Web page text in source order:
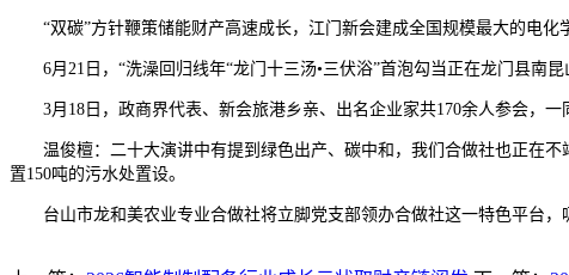
“双碳”方针鞭策储能财产高速成长，江门新会建成全国规模最大的电化
6月21日，“洗澡回归线年“龙门十三汤•三伏浴”首泡勾当正在龙门县南昆
3月18日，政商界代表、新会旅港乡亲、出名企业家共170余人参会，一
温俊檀：二十大演讲中有提到绿色出产、碳中和，我们合做社也正在不
置150吨的污水处置设。
台山市龙和美农业专业合做社将立脚党支部领办合做社这一特色平台，